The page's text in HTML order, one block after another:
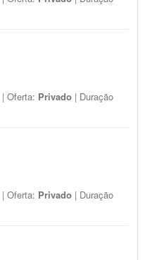
| Oferta: Privado | Duração
| Oferta: Privado | Duração